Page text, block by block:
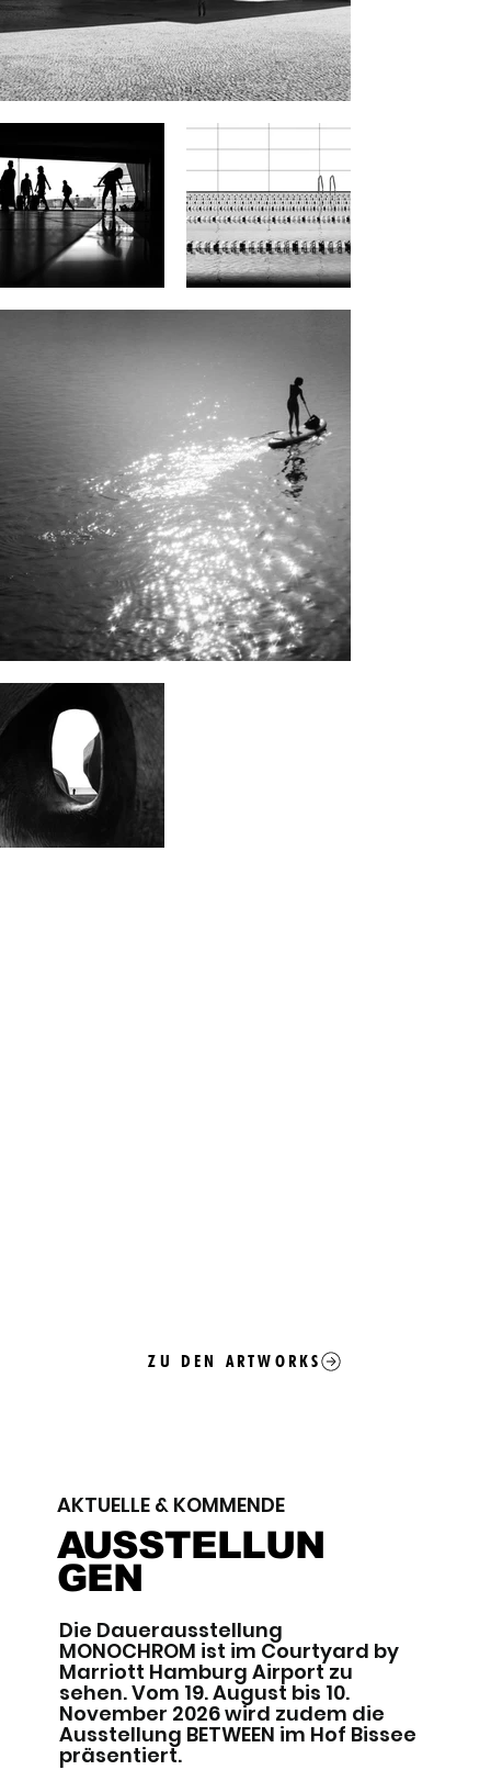
AKTUELLE & KOMMENDE
AUSSTELLUN
GEN
Die Dauerausstellung
MONOCHROM ist im Courtyard by
Marriott Hamburg Airport zu
sehen. Vom 19. August bis 10.
November 2026 wird zudem die
Ausstellung BETWEEN im Hof Bissee
präsentiert.
ZU DEN ARTWORKS